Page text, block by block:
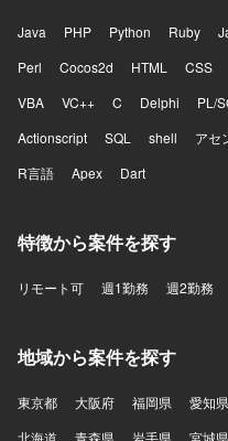
Java PHP Python Ruby
Perl
Cocos2d HTML CSS
VBA
VC++ C Delphi PL/
Actionscript
SQL shell アセ
R言語
Apex Dart
特徴から案件を探す
リモート可 週1勤務 週2勤務
地域から案件を探す
東京都 大阪府 福岡県 愛知県
北海道
青森県 岩手県 宮城県